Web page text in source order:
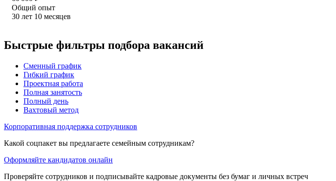
Общий опыт
30 лет 10 месяцев
Быстрые фильтры подбора вакансий
Сменный график
Гибкий график
Проектная работа
Полная занятость
Полный день
Вахтовый метод
Корпоративная поддержка сотрудников
Какой соцпакет вы предлагаете семейным сотрудникам?
Оформляйте кандидатов онлайн
Проверяйте сотрудников и подписывайте кадровые документы без бумаг и личных встреч